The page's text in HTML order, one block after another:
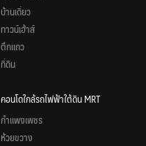
บ้านเดี่ยว
ทาวน์เฮ้าส์
ตึกแถว
ที่ดิน
คอนโดใกล้รถไฟฟ้าใต้ดิน MRT
กำแพงเพชร
ห้วยขวาง